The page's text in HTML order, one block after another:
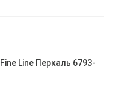
Line Перкаль 6793-